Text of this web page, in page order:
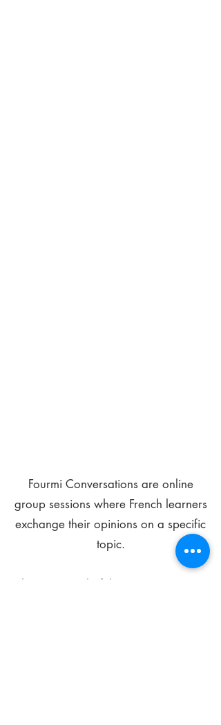
Fourmi Conversations are online
group sessions where French learners
exchange their opinions on a specific
topic.
The main goal of these meetings is to